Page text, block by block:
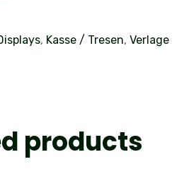
, Kasse / Tresen, Verlage
products